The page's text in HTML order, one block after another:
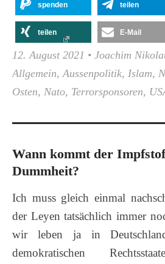
spenden teilen
teilen E-Mail
12. August 2021 • Joachim
Allgemein,Aussenpolitik, Islam,
Osten, Nato, Terrorsponsoren,
Wann kommt der
Dummheit?
Ich muss gleich einmal
der Leyen tatsächlich immer
wir leben ja in
demokratischen